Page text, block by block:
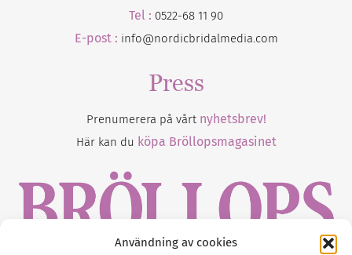
Användning av cookies
Tel : 0522-68 11 90
E-post : info@nordicbridalmedia.com
Press
Prenumerera på vårt nyhetsbrev!
Här kan du köpa Bröllopsmagasinet